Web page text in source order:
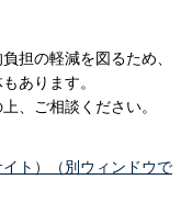
担の軽減を図るため、
あります。
、ご相談ください。
ト）（別ウィンドウで